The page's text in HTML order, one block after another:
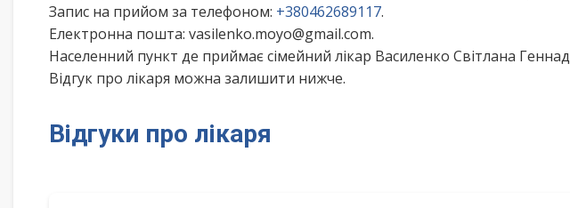
Запис на прийом за телефоном: +380462689117.
Електронна пошта: vasilenko.moyo@gmail.com.
Населенний пункт де приймає сімейний лікар Василенко Світлана
Відгук про лікаря можна залишити нижче.
Відгуки про лікаря